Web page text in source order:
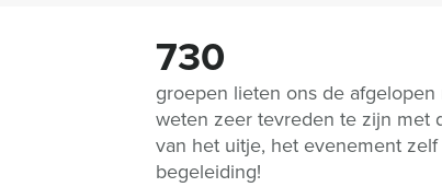
730
groepen lieten ons de afgelopen
weten zeer tevreden te zijn met
van het uitje, het evenement
begeleiding!